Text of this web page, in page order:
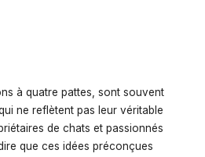
à quatre pattes, sont souvent
ne reflètent pas leur véritable
de chats et passionnés
que ces idées préconçues